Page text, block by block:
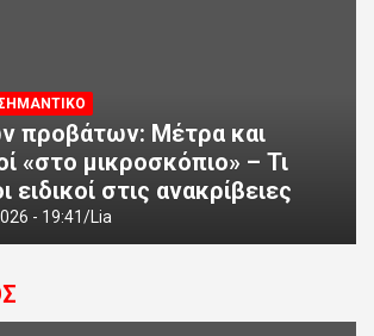
προβάτων: Μέτρα και
«στο μικροσκόπιο» – Τι
ειδικοί στις ανακρίβειες
- 19:41 Lia